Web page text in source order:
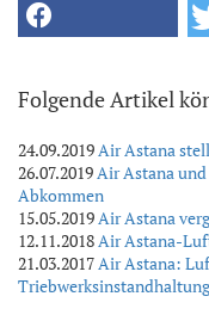
Folgende Artikel
24.09.2019Air Astana
26.07.2019Air Astana
Abkommen
15.05.2019Air Astana
12.11.2018Air Astana-
21.03.2017Air Astana:
Triebwerksinstandhaltung